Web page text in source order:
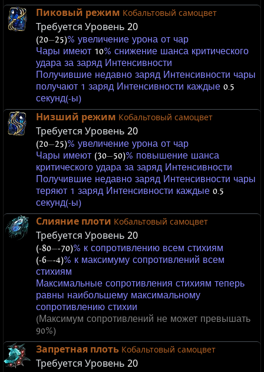
Пиковый режим Кобальтовый самоцвет
Требуется Уровень 20
(20—25)% увеличение урона от чар
Чары имеют 10% снижение шанса критического
удара за заряд Интенсивности
Получившие недавно заряд Интенсивности чары
получают 1 заряд Интенсивности каждые 0.5
секунд(-ы)
Низший режим Кобальтовый самоцвет
Требуется Уровень 20
(20—25)% увеличение урона от чар
Чары имеют (30—50)% повышение шанса
критического удара за заряд Интенсивности
Получившие недавно заряд Интенсивности чары
теряют 1 заряд Интенсивности каждые 0.5
секунд(-ы)
Слияние плоти Кобальтовый самоцвет
Требуется Уровень 20
(-80—-70)% к сопротивлению всем стихиям
(-6—-4)% к максимуму сопротивлений всем
стихиям
Максимальные сопротивления стихиям теперь
равны наибольшему максимальному
сопротивлению стихии
(Максимум сопротивлений не может превышать
90%)
Запретная плоть Кобальтовый самоцвет
Требуется Уровень 20